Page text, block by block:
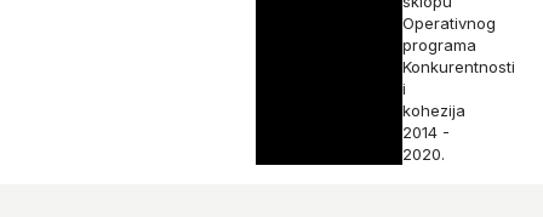
Operativnog
programa
Konkurentnosti
i
kohezija
2014 -
2020.